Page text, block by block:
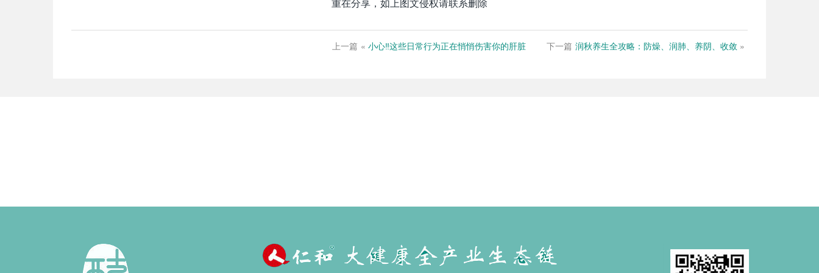
重在分享，如上图文侵权请联系删除
上一篇 « 小心‼这些日常行为正在悄悄伤害你的肝脏 下一篇 润秋养生全攻略：防燥、润肺、养阴、收敛 »